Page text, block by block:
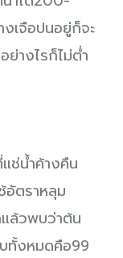
เจือปนอยู่ก็จะ
างไรก็ไม่ต่ำ
ช่น้ำค้างคืน
อัตราหลุม
ล้วพบว่าต้น
ทั้งหมดคือ99